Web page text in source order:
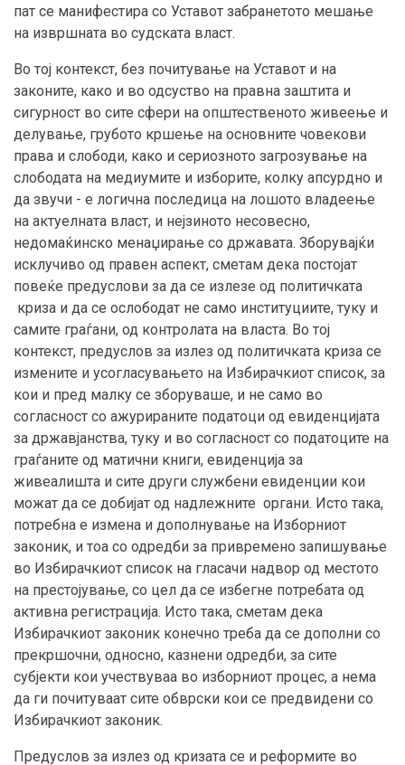
пат се манифестира со Уставот забранетото мешање
на извршната во судската власт.
Во тој контекст, без почитување на Уставот и на
законите, како и во одсуство на правна заштита и
сигурност во сите сфери на општественото живеење и
делување, грубото кршење на основните човекови
права и слободи, како и сериозното загрозување на
слободата на медиумите и изборите, колку апсурдно и
да звучи - е логична последица на лошото владеење
на актуелната власт, и нејзиното несовесно,
недомаќинско менаџирање со државата. Зборувајќи
исклучиво од правен аспект, сметам дека постојат
повеќе предуслови за да се излезе од политичката
криза и да се ослободат не само институциите, туку и
самите граѓани, од контролата на власта. Во тој
контекст, предуслов за излез од политичката криза се
измените и усогласувањето на Избирачкиот список, за
кои и пред малку се зборуваше, и не само во
согласност со ажурираните податоци од евиденцијата
за државјанства, туку и во согласност со податоците на
граѓаните од матични книги, евиденција за
живеалишта и сите други службени евиденции кои
можат да се добијат од надлежните органи. Исто така,
потребна е измена и дополнување на Изборниот
законик, и тоа со одредби за привремено запишување
во Избирачкиот список на гласачи надвор од местото
на престојување, со цел да се избегне потребата од
активна регистрација. Исто така, сметам дека
Избирачкиот законик конечно треба да се дополни со
прекршочни, односно, казнени одредби, за сите
субјекти кои учествуваа во изборниот процес, а нема
да ги почитуваат сите обврски кои се предвидени со
Избирачкиот законик.
Предуслов за излез од кризата се и реформите во